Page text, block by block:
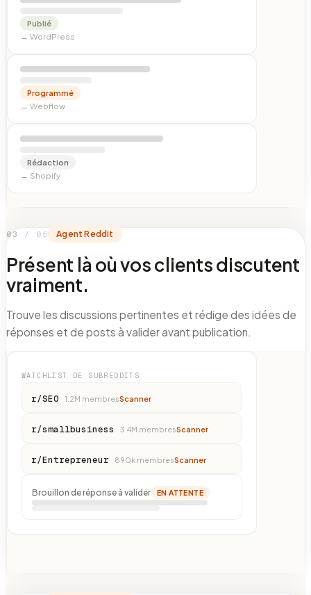
Publié
→ WordPress
Programmé
→ Webflow
Rédaction
→ Shopify
03 / 06 Agent Reddit
Présent là où vos clients discutent
vraiment.
Trouve les discussions pertinentes et rédige des idées de
réponses et de posts à valider avant publication.
WATCHLIST DE SUBREDDITS
r/SEO 1.2M membresScanner
r/smallbusiness 3.4M membresScanner
r/Entrepreneur 890k membresScanner
Brouillon de réponse à valider EN ATTENTE